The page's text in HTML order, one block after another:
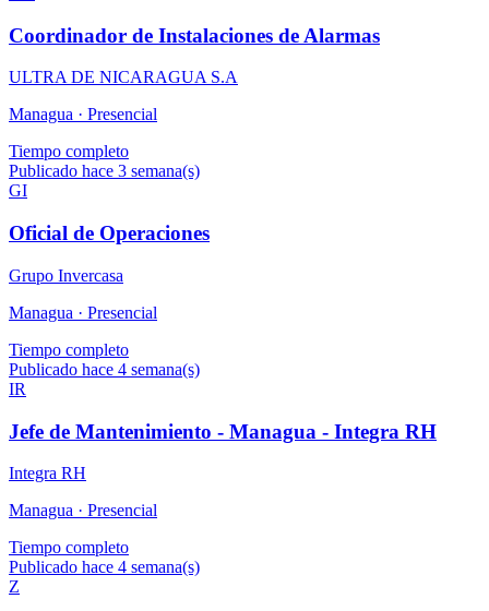
Coordinador de Instalaciones de Alarmas
ULTRA DE NICARAGUA S.A
Managua · Presencial
Tiempo completo
Publicado hace 3 semana(s)
GI
Oficial de Operaciones
Grupo Invercasa
Managua · Presencial
Tiempo completo
Publicado hace 4 semana(s)
IR
Jefe de Mantenimiento - Managua - Integra RH
Integra RH
Managua · Presencial
Tiempo completo
Publicado hace 4 semana(s)
Z